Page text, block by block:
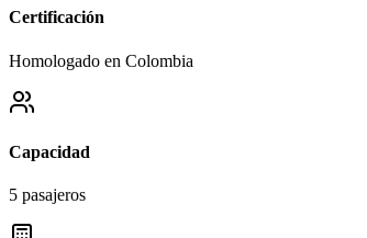
Certificación
Homologado en Colombia
Capacidad
5 pasajeros